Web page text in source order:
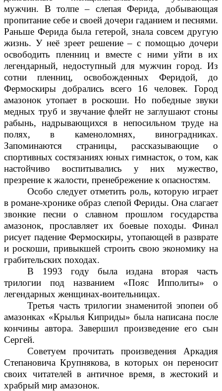
мужчин. В толпе – слепая Ферида, добывающая
пропитание себе и своей дочери гаданием и песнями.
Раньше Ферида была гетерой, знала совсем другую
жизнь. У неё зреет решение – с помощью дочери
освободить пленниц и вместе с ними уйти в их
легендарный, недоступный для мужчин город. Из
сотни пленниц, освобожденных Феридой, до
Фермоскиры добрались всего 16 человек. Город
амазонок утопает в роскоши. Но победные звуки
медных труб и звучание флейт не заглушают стоны
рабынь, надрывающихся в непосильном труде на
полях, в каменоломнях, виноградниках.
Запоминаются страницы, рассказывающие о
спортивных состязаниях юных гимнасток, о том, как
настойчиво воспитывались у них мужество,
презрение к жалости, пренебрежение к опасностям.
Особо следует отметить роль, которую играет
в романе-хронике образ слепой Фериды. Она слагает
звонкие песни о славном прошлом государства
амазонок, прославляет их боевые походы. Финал
рисует падение Фермоскиры, утопающей в разврате
и роскоши, привыкшей строить свою экономику на
грабительских походах.
В 1993 году была издана вторая часть
трилогии под названием «Пояс Ипполиты» о
легендарных женщинах-воительницах.
Третья часть трилогии знаменитой эпопеи об
амазонках «Крылья Киприды» была написана после
кончины автора. Завершил произведение его сын
Сергей.
Советуем прочитать произведения Аркадия
Степановича Крупнякова, в которых он переносит
своих читателей в античное время, в жестокий и
храбрый мир амазонок.